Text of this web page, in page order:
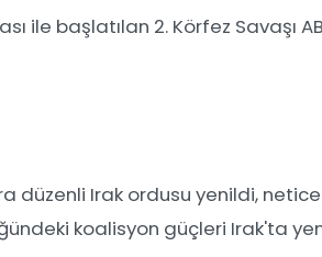
ile başlatılan 2. Körfez Savaşı
düzenli Irak ordusu yenildi,
koalisyon güçleri Irak'ta